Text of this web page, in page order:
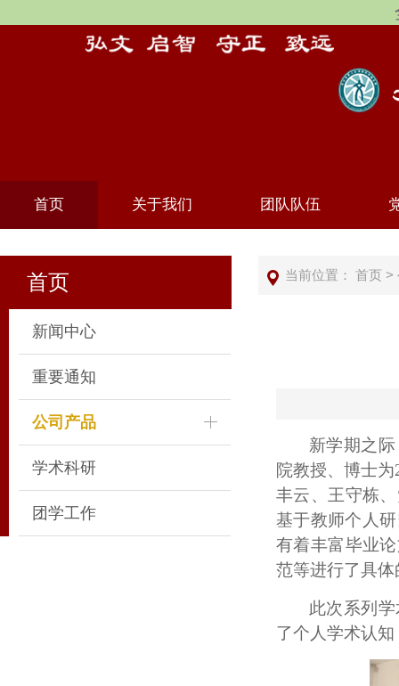
首页 关于我们 团队队伍
首页
新闻中心
重要通知
公司产品
学术科研
团学工作
当前位置： 首页 >
新学期之
院教授、博士为
丰云、王守栋
基于教师个人
有着丰富毕业
范等进行了具
此次系列
了个人学术认